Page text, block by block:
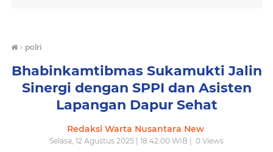
› polri
Bhabinkamtibmas Sukamukti Jalin
Sinergi dengan SPPI dan Asisten
Lapangan Dapur Sehat
Redaksi Warta Nusantara New
Selasa, 12 Agustus 2025 | 18.42.00 WIB | 0 Views